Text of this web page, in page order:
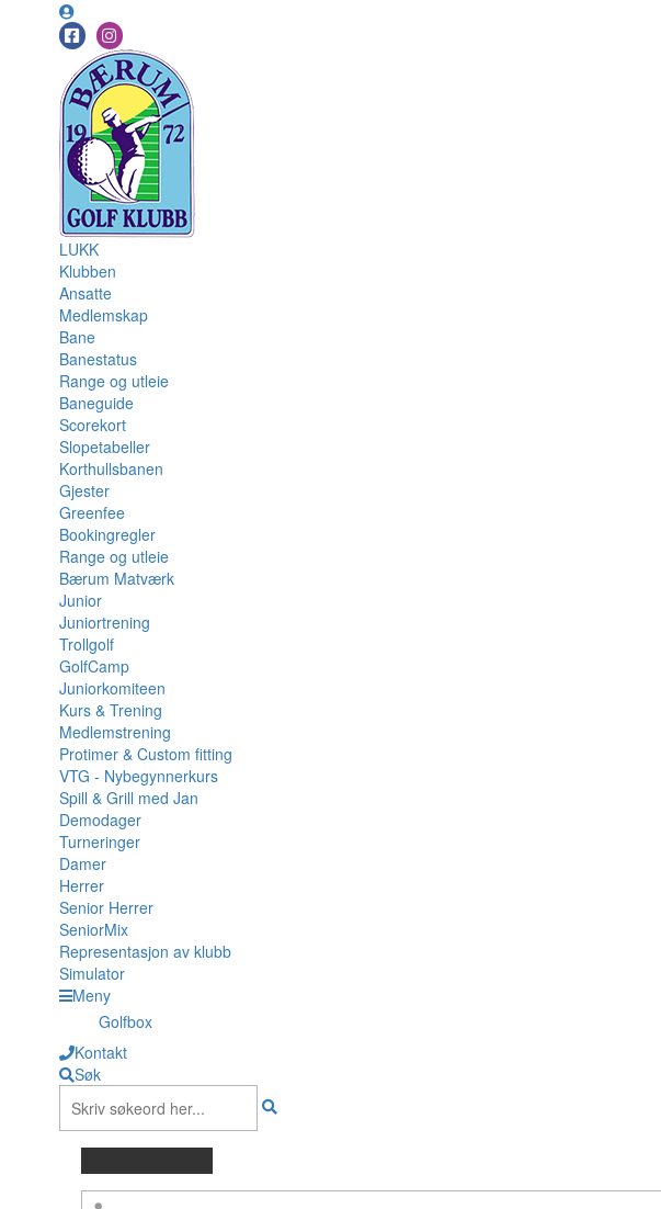
LUKK
Klubben
Ansatte
Medlemskap
Bane
Banestatus
Range og utleie
Baneguide
Scorekort
Slopetabeller
Korthullsbanen
Gjester
Greenfee
Bookingregler
Range og utleie
Bærum Matværk
Junior
Juniortrening
Trollgolf
GolfCamp
Juniorkomiteen
Kurs & Trening
Medlemstrening
Protimer & Custom fitting
VTG - Nybegynnerkurs
Spill & Grill med Jan
Demodager
Turneringer
Damer
Herrer
Senior Herrer
SeniorMix
Representasjon av klubb
Simulator
Meny
Golfbox
Kontakt
Søk